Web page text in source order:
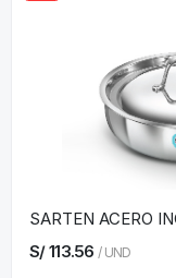
SARTEN ACERO
S/113.56 / UND